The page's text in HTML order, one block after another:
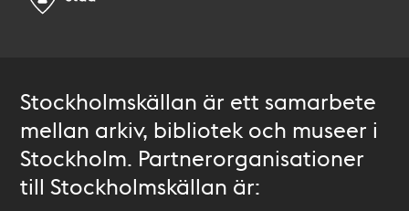
Stockholmskällan är ett samarbete
mellan arkiv, bibliotek och museer i
Stockholm. Partnerorganisationer
till Stockholmskällan är: